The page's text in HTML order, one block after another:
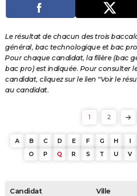
S'inscrire
Se connecter
Lycées
Collèges
Primaires
Universités
Entreprises
Service militaire
Avis de recherche
AVIS DE DÉCÈS
FORUM
Bricolage
Lifestyle
Culture
Sport
Auto
Television
Voyage
Cinema
Le résultat de chacun des trois
général, bac technologique et bac
Pour chaque candidat, la filière (bac
bac pro) est indiquée. Pour consulter
candidat, cliquez sur le lien "Voir le
au candidat.
1 2
A B C D E F G H I
O
P Q R S T U V
Candidat Ville